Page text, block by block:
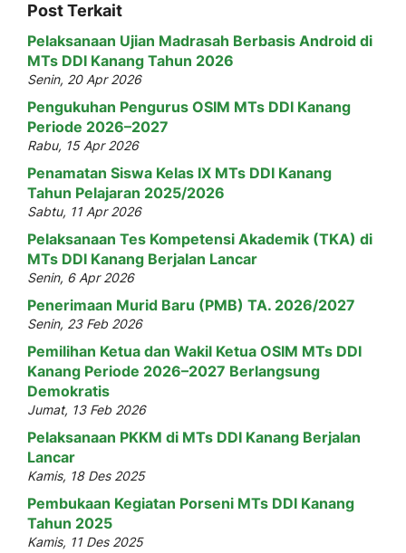
Post Terkait
Pelaksanaan Ujian Madrasah Berbasis Android di
MTs DDI Kanang Tahun 2026
Senin, 20 Apr 2026
Pengukuhan Pengurus OSIM MTs DDI Kanang
Periode 2026–2027
Rabu, 15 Apr 2026
Penamatan Siswa Kelas IX MTs DDI Kanang
Tahun Pelajaran 2025/2026
Sabtu, 11 Apr 2026
Pelaksanaan Tes Kompetensi Akademik (TKA) di
MTs DDI Kanang Berjalan Lancar
Senin, 6 Apr 2026
Penerimaan Murid Baru (PMB) TA. 2026/2027
Senin, 23 Feb 2026
Pemilihan Ketua dan Wakil Ketua OSIM MTs DDI
Kanang Periode 2026–2027 Berlangsung
Demokratis
Jumat, 13 Feb 2026
Pelaksanaan PKKM di MTs DDI Kanang Berjalan
Lancar
Kamis, 18 Des 2025
Pembukaan Kegiatan Porseni MTs DDI Kanang
Tahun 2025
Kamis, 11 Des 2025